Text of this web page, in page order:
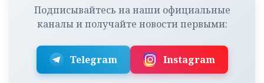
Подписывайтесь на наши официальные
каналы и получайте новости первыми:
Telegram Instagram